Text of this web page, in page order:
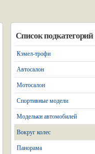
Список подкатегорий
Кэмел-трофи
Автосалон
Мотосалон
Спортивные модели
Модельки автомобилей
Вокруг колес
Панорама